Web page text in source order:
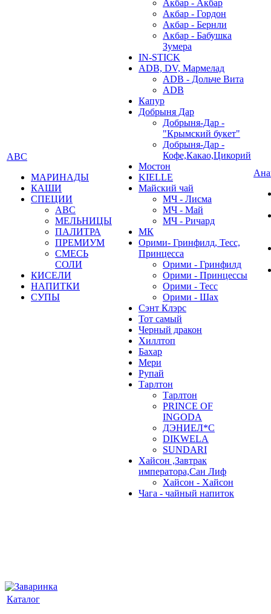
АВС
МАРИНАДЫ
КАШИ
СПЕЦИИ
АВС
МЕЛЬНИЦЫ
ПАЛИТРА
ПРЕМИУМ
СМЕСЬ
СОЛИ
КИСЕЛИ
НАПИТКИ
СУПЫ
Акбар - Акбар
Акбар - Гордон
Акбар - Бернли
Акбар - Бабушка
Зумера
IN-STICK
ADB, DV, Мармелад
ADB - Дольче Вита
ADB
Капур
Добрыня Дар
Добрыня-Дар -
"Крымский букет"
Добрыня-Дар -
Кофе,Какао,Цикорий
Мостон
KIELLE
Майский чай
МЧ - Лисма
МЧ - Май
МЧ - Ричард
МК
Орими- Гринфилд, Тесс,
Принцесса
Орими - Гринфилд
Орими - Принцессы
Орими - Тесс
Орими - Шах
Сэнт Клэрс
Тот самый
Черный дракон
Хиллтоп
Бахар
Мери
Рупай
Тарлтон
Тарлтон
PRINCE OF
INGODA
ДЭНИЕЛ*С
DIKWELA
SUNDARI
Хайсон ,Завтрак
императора,Сан Лиф
Хайсон - Хайсон
Чага - чайный напиток
Каталог